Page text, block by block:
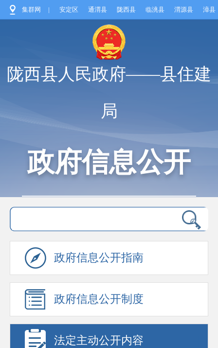
集群网 | 安定区 通渭县 陇西县 临洮县 渭源县 漳县
陇西县人民政府——县住建
局
政府信息公开
政府信息公开指南
政府信息公开制度
法定主动公开内容